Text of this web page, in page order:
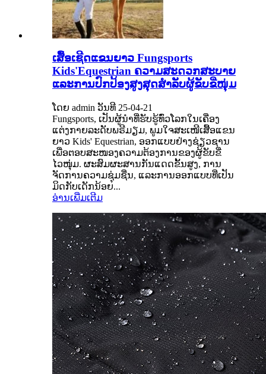
ເສື້ອເຊີດແຂນຍາວ Fungsports
Kids'Equestrian ຄວາມສະດວກສະບາຍ
ແລະການປົກປ້ອງສູງສຸດສຳລັບຜູ້ຂັບຂີ່ໜຸ່ມ
ໂດຍ admin ວັນທີ 25-04-21
Fungsports, ເປັນຜູ້ນໍາທີ່ຮັບຮູ້ທົ່ວໂລກໃນເຄື່ອງ
ແຕ່ງກາຍລະດັບພຣີມຽມ, ພູມໃຈສະເໜີເສື້ອແຂນ
ຍາວ Kids' Equestrian, ອອກແບບຢ່າງຊ່ຽວຊານ
ເພື່ອຕອບສະໜອງຄວາມຕ້ອງການຂອງຜູ້ຂັບຂີ່
ໄວໜຸ່ມ. ຜະສົມຜະສານກັນແດດຂັ້ນສູງ, ການ
ຈັດການຄວາມຊຸ່ມຊື່ນ, ແລະການອອກແບບທີ່ເປັນ
ມິດກັບເດັກນ້ອຍ...
ອ່ານເພີ່ມເຕີມ